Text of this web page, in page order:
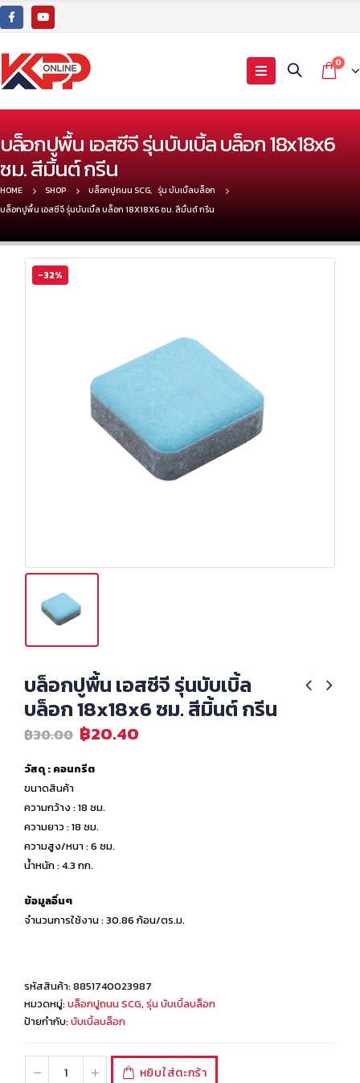
0
บล็อกปูพื้น เอสซีจี รุ่นบับเบิ้ล บล็อก 18x18x6
ซม. สีมิ้นต์ กรีน
HOME SHOP บล็อกปูถนน SCG, รุ่น บับเบิ้ลบล็อก
บล็อกปูพื้น เอสซีจี รุ่นบับเบิ้ล บล็อก 18X18X6 ซม. สีมิ้นต์ กรีน
-32%
บล็อกปูพื้น เอสซีจี รุ่นบับเบิ้ล
บล็อก 18x18x6 ซม. สีมิ้นต์ กรีน
฿30.00 ฿20.40
วัสดุ : คอนกรีต
ขนาดสินค้า
ความกว้าง : 18 ซม.
ความยาว : 18 ซม.
ความสูง/หนา : 6 ซม.
น้ำหนัก : 4.3 กก.
ข้อมูลอื่นๆ
จำนวนการใช้งาน : 30.86 ก้อน/ตร.ม.
รหัสสินค้า:8851740023987
หมวดหมู่:บล็อกปูถนน SCG, รุ่น บับเบิ้ลบล็อก
ป้ายกำกับ:บับเบิ้ลบล็อก
หยิบใส่ตะกร้า